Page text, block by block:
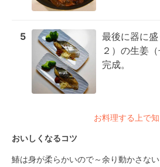
5
最後に器に盛
２）の生姜
完成。
お料理する上で
おいしくなるコツ
鰆は身が柔らかいので～余り動かさな